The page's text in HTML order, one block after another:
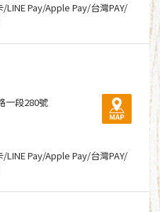
Pay/Apple Pay/台灣PAY/
一段280號
Pay/Apple Pay/台灣PAY/